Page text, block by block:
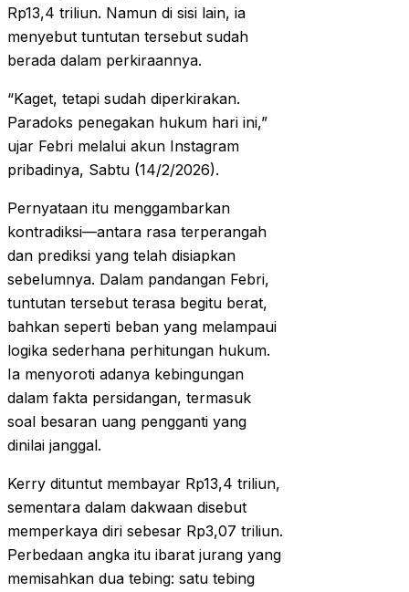
Rp13,4 triliun. Namun di sisi lain, ia
menyebut tuntutan tersebut sudah
berada dalam perkiraannya.
“Kaget, tetapi sudah diperkirakan.
Paradoks penegakan hukum hari ini,”
ujar Febri melalui akun Instagram
pribadinya, Sabtu (14/2/2026).
Pernyataan itu menggambarkan
kontradiksi—antara rasa terperangah
dan prediksi yang telah disiapkan
sebelumnya. Dalam pandangan Febri,
tuntutan tersebut terasa begitu berat,
bahkan seperti beban yang melampaui
logika sederhana perhitungan hukum.
Ia menyoroti adanya kebingungan
dalam fakta persidangan, termasuk
soal besaran uang pengganti yang
dinilai janggal.
Kerry dituntut membayar Rp13,4 triliun,
sementara dalam dakwaan disebut
memperkaya diri sebesar Rp3,07 triliun.
Perbedaan angka itu ibarat jurang yang
memisahkan dua tebing: satu tebing